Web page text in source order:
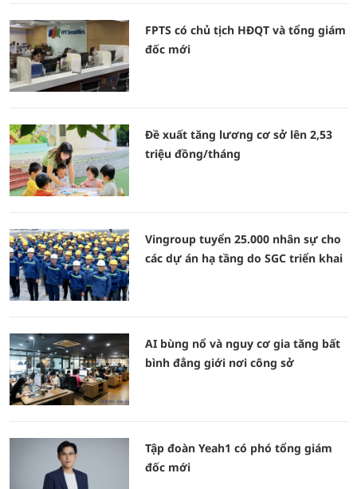
FPTS có chủ tịch HĐQT và tổng giám
đốc mới
Đề xuất tăng lương cơ sở lên 2,53
triệu đồng/tháng
Vingroup tuyển 25.000 nhân sự cho
các dự án hạ tầng do SGC triển khai
AI bùng nổ và nguy cơ gia tăng bất
bình đẳng giới nơi công sở
Tập đoàn Yeah1 có phó tổng giám
đốc mới